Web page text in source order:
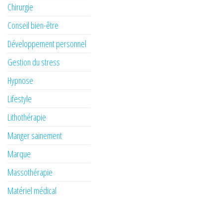
Chirurgie
Conseil bien-être
Développement personnel
Gestion du stress
Hypnose
Lifestyle
Lithothérapie
Manger sainement
Marque
Massothérapie
Matériel médical